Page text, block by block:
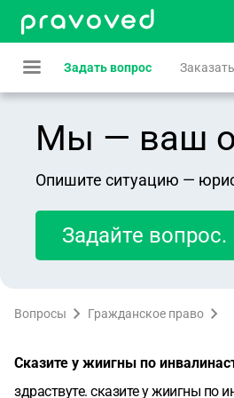
Задать вопрос
Мы — ваш
Опишите ситуацию —
Задайте
Вопросы Гражданское право
Сказите у жиигны по
здраствуте. сказите у жиигны по